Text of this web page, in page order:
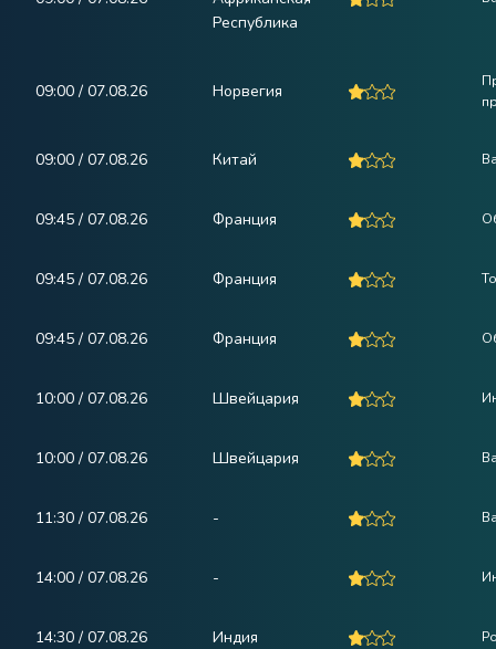
Республика
09:00 / 07.08.26 Норвегия
09:00 / 07.08.26 Китай
09:45 / 07.08.26 Франция
09:45 / 07.08.26 Франция
09:45 / 07.08.26 Франция
10:00 / 07.08.26 Швейцария
10:00 / 07.08.26 Швейцария
11:30 / 07.08.26 -
14:00 / 07.08.26 -
14:30 / 07.08.26 Индия